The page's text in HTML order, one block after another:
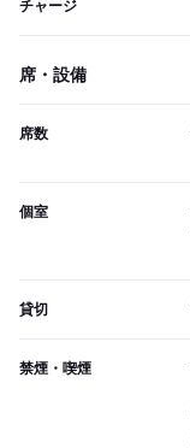
チャージ
席・設備
席数
個室
貸切
禁煙・喫煙